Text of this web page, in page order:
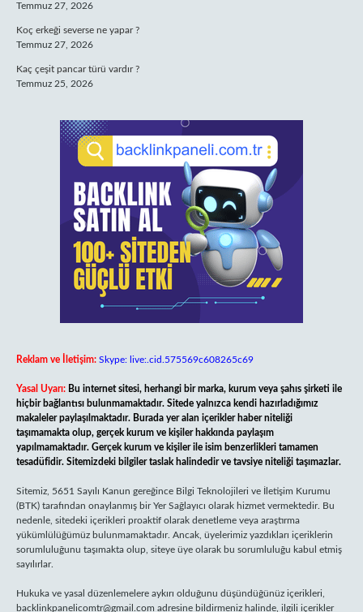
Temmuz 27, 2026
Koç erkeği severse ne yapar ?
Temmuz 27, 2026
Kaç çeşit pancar türü vardır ?
Temmuz 25, 2026
Reklam ve İletişim: Skype: live:.cid.575569c608265c69
Yasal Uyarı: Bu internet sitesi, herhangi bir marka, kurum veya şahıs şirketi ile
hiçbir bağlantısı bulunmamaktadır. Sitede yalnızca kendi hazırladığımız
makaleler paylaşılmaktadır. Burada yer alan içerikler haber niteliği
taşımamakta olup, gerçek kurum ve kişiler hakkında paylaşım
yapılmamaktadır. Gerçek kurum ve kişiler ile isim benzerlikleri tamamen
tesadüfidir. Sitemizdeki bilgiler taslak halindedir ve tavsiye niteliği taşımazlar.
Sitemiz, 5651 Sayılı Kanun gereğince Bilgi Teknolojileri ve İletişim Kurumu
(BTK) tarafından onaylanmış bir Yer Sağlayıcı olarak hizmet vermektedir. Bu
nedenle, sitedeki içerikleri proaktif olarak denetleme veya araştırma
yükümlülüğümüz bulunmamaktadır. Ancak, üyelerimiz yazdıkları içeriklerin
sorumluluğunu taşımakta olup, siteye üye olarak bu sorumluluğu kabul etmiş
sayılırlar.
Hukuka ve yasal düzenlemelere aykırı olduğunu düşündüğünüz içerikleri,
backlinkpanelicomtr@gmail.com adresine bildirmeniz halinde, ilgili içerikler